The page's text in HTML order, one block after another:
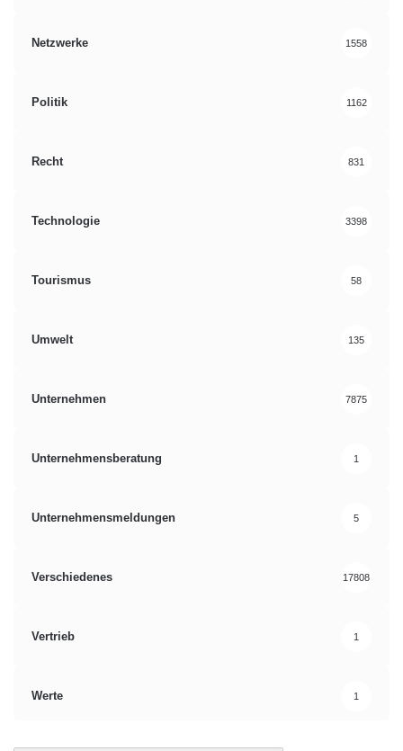
Netzwerke 1558
Politik 1162
Recht 831
Technologie 3398
Tourismus 58
Umwelt 135
Unternehmen 7875
Unternehmensberatung 1
Unternehmensmeldungen 5
Verschiedenes 17808
Vertrieb 1
Werte 1